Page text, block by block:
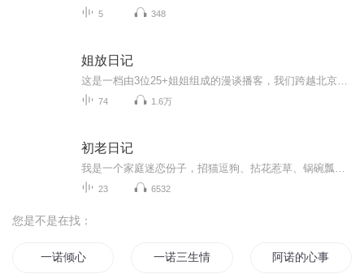
5 348
姐放日记
74 1.6万
初老日记
23 6532
您是不是在找：
一诺倾心 一诺三生情 阿诺的心事